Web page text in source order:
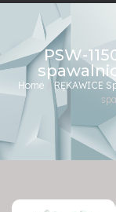
PSW-
Home/RĘKAWICE